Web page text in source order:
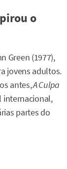
o
Green (1977),
jovens adultos.
antes,A Culpa
internacional,
partes do